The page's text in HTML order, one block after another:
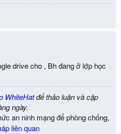
drive cho , Bh đang ở lớp học
WhiteHatđể thảo luận và cập
ngày.
an ninh mạng để phòng chống,
liên quan